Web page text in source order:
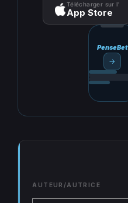
Télécharger sur l’
App Store
PenseBet
→
AUTEUR/AUTRICE